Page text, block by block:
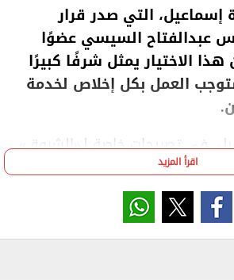
إسماعيل، التي صدر قرار
عبدالفتاح السيسي عضوًا
الاختيار يمثل شرفًا كبيرًا
العمل بكل إخلاص لخدمة
في تصريحات خاصة لـ«الشروق»،
مسئولية كبيرة تتمنى أن تكون
هذا التعيين جاء من الدولة للقيام
مهم خلال المرحلة المقبلة.
اقرأ المزيد